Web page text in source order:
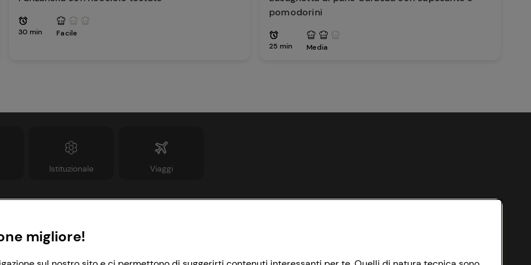
30 min Facile
pomodorini
25 min Media
Istituzionale Viaggi
migliore!